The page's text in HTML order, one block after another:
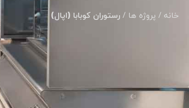
خانه / پروژه ها / رستوران کوبابا (اپال)